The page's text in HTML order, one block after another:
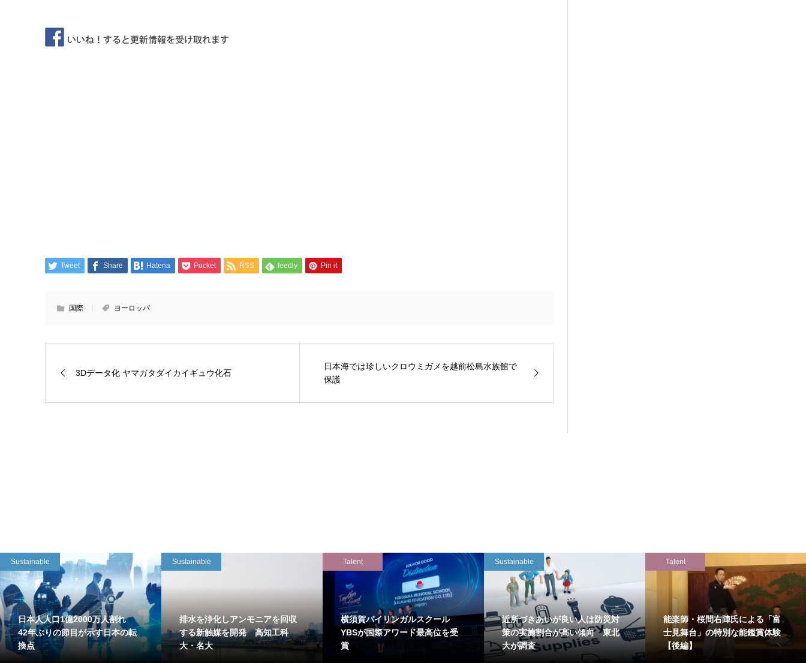
Tweet Share Hatena Pocket RSS feedly Pin it
国際 ヨーロッパ
3Dデータ化 ヤマガタダイカイギュウ化石
日本海では珍しいクロウミガメを越前松島水族館で
保護
Sustainable
日本人人口1億2000万人割れ
42年ぶりの節目が示す日本の転
換点
Sustainable
排水を浄化しアンモニアを回収
する新触媒を開発 高知工科
大・名大
Talent
横須賀バイリンガルスクール
YBSが国際アワード最高位を受
賞
Sustainable
近所づきあいが良い人は防災対
策の実施割合が高い傾向 東北
大が調査
Talent
能楽師・桜間右陣氏による「富
士見舞台」の特別な能鑑賞体験
【後編】